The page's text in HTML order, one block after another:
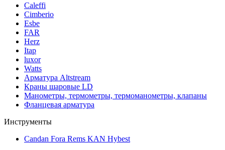
Caleffi
Cimberio
Esbe
FAR
Herz
Itap
luxor
Watts
Арматура Altstream
Краны шаровые LD
Манометры, термометры, термоманометры, клапаны
Фланцевая арматура
Инструменты
Candan Fora Rems KAN Hybest